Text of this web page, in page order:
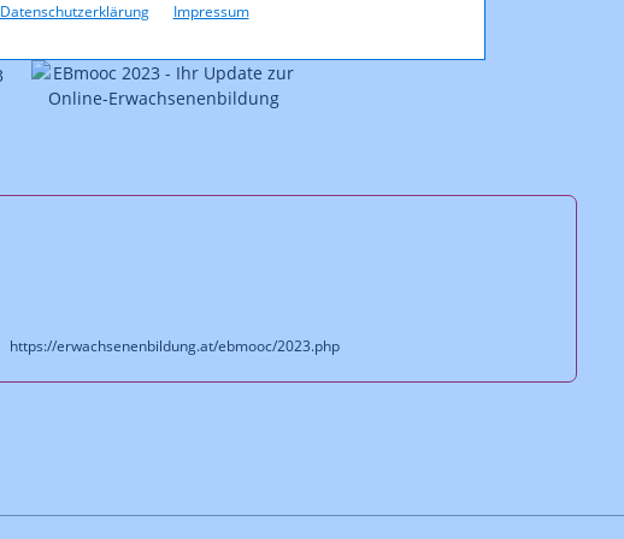
Datenschutzerklärung Impressum
https://erwachsenenbildung.at/ebmooc/2023.php